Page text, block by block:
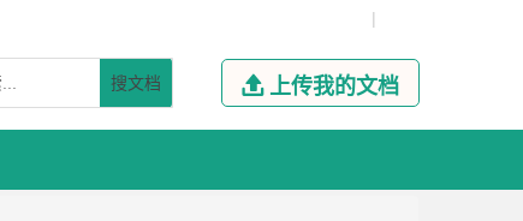
|
搜文档  上传我的文档